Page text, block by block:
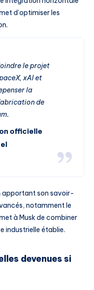
d’optimiser les
le projet
xAI et
la
de
officielle
apportant son savoir-
notamment le
à Musk de combiner
industrielle établie.
devenues si